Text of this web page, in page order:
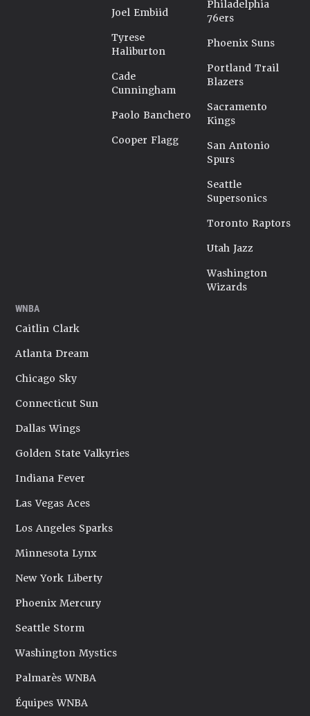
Joel Embiid
Tyrese
Haliburton
Cade
Cunningham
Paolo Banchero
Cooper Flagg
Philadelphia
76ers
Phoenix Suns
Portland Trail
Blazers
Sacramento
Kings
San Antonio
Spurs
Seattle
Supersonics
Toronto Raptors
Utah Jazz
Washington
Wizards
WNBA
Caitlin Clark
Atlanta Dream
Chicago Sky
Connecticut Sun
Dallas Wings
Golden State Valkyries
Indiana Fever
Las Vegas Aces
Los Angeles Sparks
Minnesota Lynx
New York Liberty
Phoenix Mercury
Seattle Storm
Washington Mystics
Palmarès WNBA
Équipes WNBA